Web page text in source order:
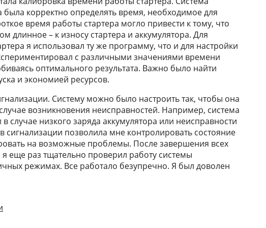
была корректно определять время, необходимое для
время работы стартера могло привести к тому, что
длинное – к износу стартера и аккумулятора. Для
я использовал ту же программу, что и для настройки
с различными значениями времени
оптимального результата. Важно было найти
и экономией ресурсов.
Систему можно было настроить так, чтобы она
возникновения неисправностей. Например, система
случае низкого заряда аккумулятора или неисправности
сигнализации позволила мне контролировать состояние
на возможные проблемы. После завершения всех
еще раз тщательно проверил работу системы
режимах. Все работало безупречно. Я был доволен